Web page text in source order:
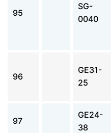
95
SG-
0040
96
GE31-
25
97
GE24-
38